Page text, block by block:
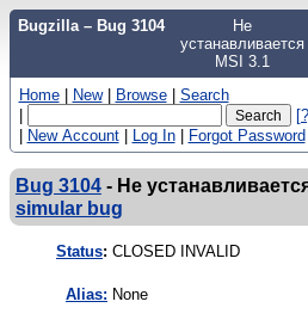
Bugzilla – Bug 3104
Не
устанавливается
MSI 3.1
Home | New | Browse | Search
|
| New Account | Log In | Forgot Password
Bug 3104 - Не
simular bug
Status: CLOSED INVALID
Alias: None